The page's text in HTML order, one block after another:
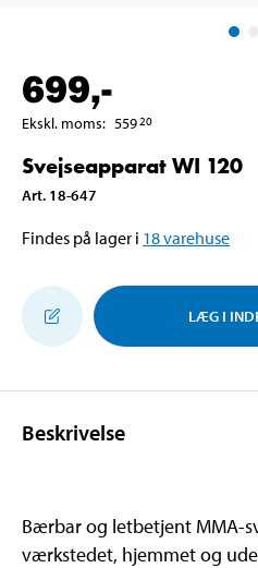
699,-
Ekskl. moms: 55920
Svejseapparat WI 120
Art. 18-647
Findes på lager i 18varehuse
LÆG I
Beskrivelse
Bærbar og letbetjent MMA-
værkstedet, hjemmet og